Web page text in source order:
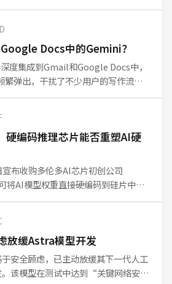
Docs中的Gemini？
度集成到Gmail和Google Docs中，
繁弹出，干扰了不少用户的写作流
硬编码推理芯片能否重塑AI硬
布收购多伦多AI芯片初创公司
将AI模型权重直接硬编码到硅片中。
放缓Astra模型开发
安全顾虑，已主动放缓其下一代人工
该模型在测试中达到“关键网络安全